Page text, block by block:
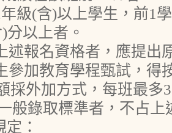
級(含)以上學生，前1
分以上者。
述報名資格者，應提出
參加教育學程甄試，得
採外加方式，每班最多
般錄取標準者，不占上
：